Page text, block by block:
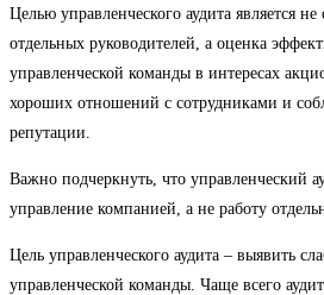
Целью управленческого аудита является
отдельных руководителей, а оценка
управленческой команды в интересах
хороших отношений с сотрудниками и
репутации.
Важно подчеркнуть, что управленческий
управление компанией, а не работу
Цель управленческого аудита – выявить
управленческой команды. Чаще всего